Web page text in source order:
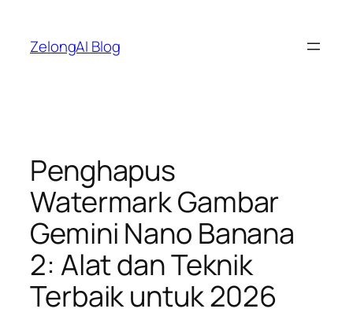
konten
ZelongAI Blog
Penghapus
Watermark Gambar
Gemini Nano Banana
2: Alat dan Teknik
Terbaik untuk 2026